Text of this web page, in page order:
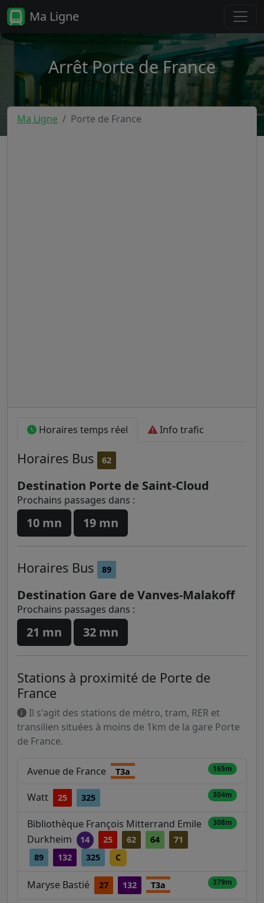
Ma Ligne
Arrêt Porte de France
Ma Ligne Porte de France
Horaires temps réel Info trafic
Horaires Bus 62
Destination Porte de Saint-Cloud
Prochains passages dans :
10 mn 19 mn
Horaires Bus 89
Destination Gare de Vanves-Malakoff
Prochains passages dans :
21 mn 32 mn
Stations à proximité de Porte de
France
Il s'agit des stations de métro, tram, RER et
transilien situées à moins de 1km de la gare Porte
de France.
Avenue de France T3a 165m
Watt 25 325 304m
Bibliothèque François Mitterrand Emile
Durkheim
14 25 62 64
71
89
132 325 C
308m
Maryse Bastié 27 132 T3a 379m